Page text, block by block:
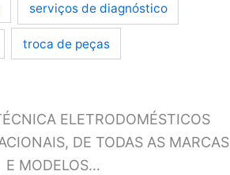
serviços de diagnóstico
troca de peças
ELETRODOMÉSTICOS
DE TODAS AS MARCAS
E MODELOS…